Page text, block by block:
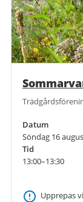
Datum
Söndag 16
Tid
13:00–13:30
Upprepas